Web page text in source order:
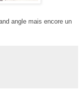
angle mais encore un